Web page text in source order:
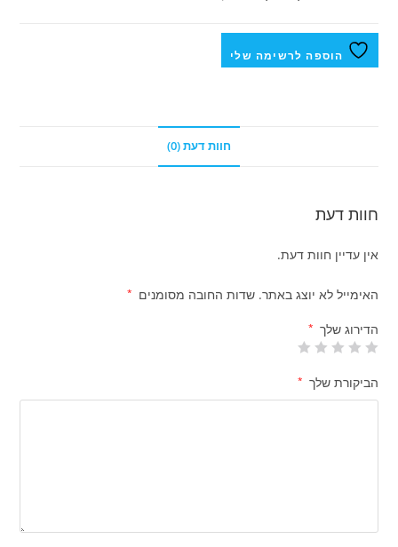
הוספה לרשימה שלי
חוות דעת (0)
חוות דעת
אין עדיין חוות דעת.
האימייל לא יוצג באתר. שדות החובה מסומנים *
הדירוג שלך *
הביקורת שלך *